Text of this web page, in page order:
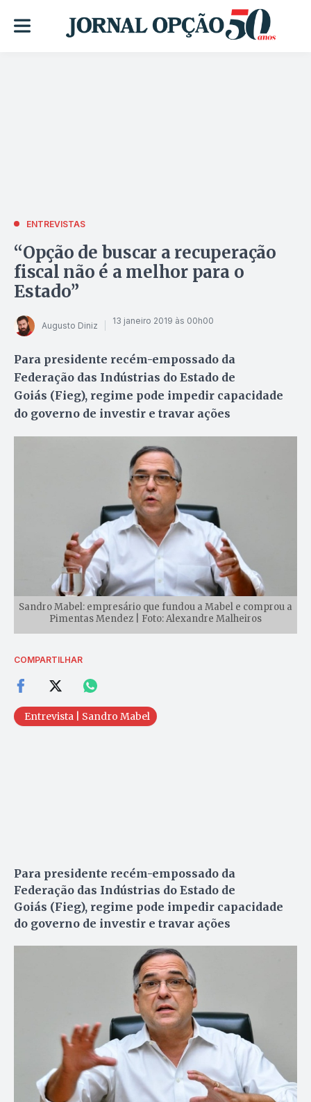
ENTREVISTAS
“Opção de buscar a recuperação
fiscal não é a melhor para o
Estado”
Augusto Diniz 13 janeiro 2019 às 00h00
Para presidente recém-empossado da
Federação das Indústrias do Estado de
Goiás (Fieg), regime pode impedir capacidade
do governo de investir e travar ações
Sandro Mabel: empresário que fundou a Mabel e comprou a
Pimentas Mendez | Foto: Alexandre Malheiros
COMPARTILHAR
Entrevista | Sandro Mabel
Para presidente recém-empossado da
Federação das Indústrias do Estado de
Goiás (Fieg), regime pode impedir capacidade
do governo de investir e travar ações